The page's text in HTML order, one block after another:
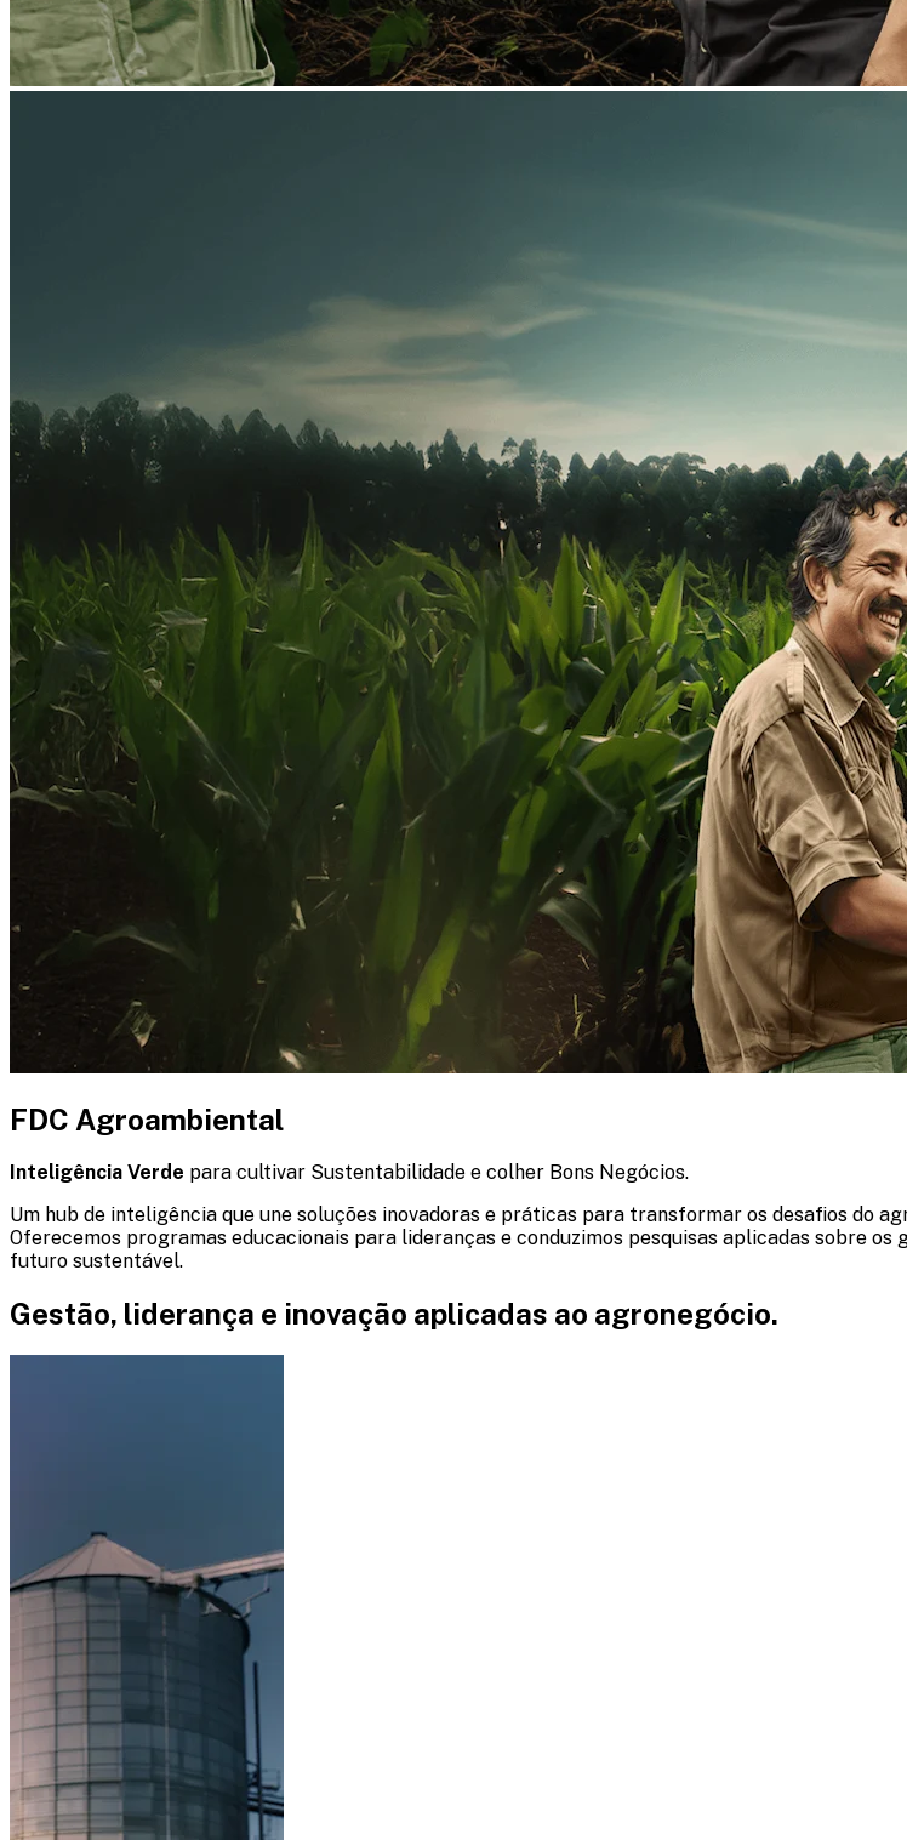
FDC Agroambiental
Inteligência Verde para cultivar Sustentabilidade e colher Bons Negócios.
Um hub de inteligência que une soluções inovadoras e práticas para transformar os desafios do
Oferecemos programas educacionais para lideranças e conduzimos pesquisas aplicadas sobre
futuro sustentável.
Gestão, liderança e inovação aplicadas ao agronegócio.